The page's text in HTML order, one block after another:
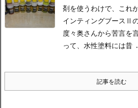
剤を使うわけで、これ
インティングブースⅡ
度々奥さんから苦言を
って、水性塗料には昔
記事を読む